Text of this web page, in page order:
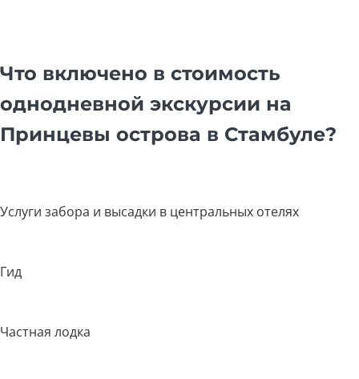
Что включено в стоимость
однодневной экскурсии на
Принцевы острова в Стамбуле?
Услуги забора и высадки в центральных отелях
Гид
Частная лодка